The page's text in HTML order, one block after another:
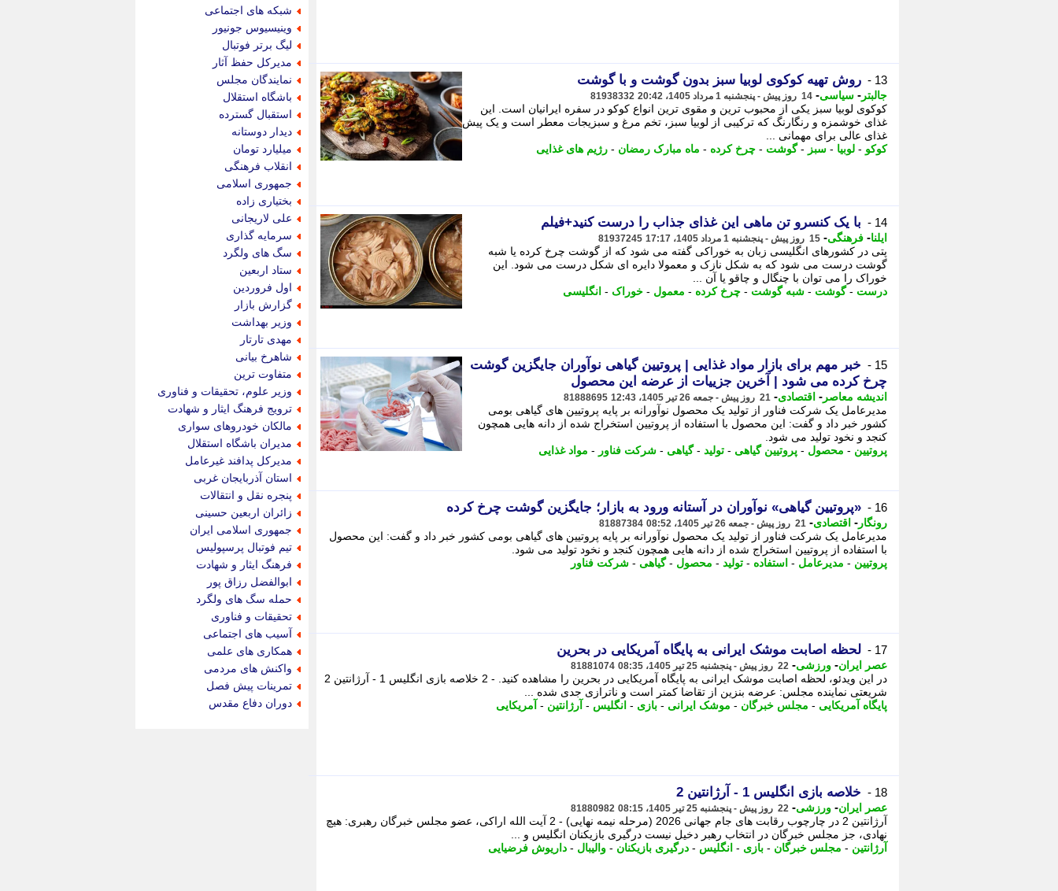
13 - روش تهیه کوکوی لوبیا سبز بدون گوشت و با گوشت
جالبتر - سیاسی- 14 روز پیش - پنجشنبه 1 مرداد 1405، 20:42 81938332
کوکوی لوبیا سبز یکی از محبوب ترین و مقوی ترین انواع کوکو در سفره ایرانیان است. این
غذای خوشمزه و رنگارنگ که ترکیبی از لوبیا سبز، تخم مرغ و سبزیجات معطر است و یک پیش
غذای عالی برای مهمانی ...
کوکو - لوبیا - سبز -گوشت - چرخ کرده - ماه مبارک رمضان - رژیم های غذایی
14 - با یک کنسرو تن ماهی این غذای جذاب را درست کنید+فیلم
ایلنا- فرهنگی- 15 روز پیش - پنجشنبه 1 مرداد 1405، 17:17 81937245
پتی در کشورهای انگلیسی زبان به خوراکی گفته می شود که از گوشت چرخ کرده یا شبه
گوشت درست می شود که به شکل نازک و معمولا دایره ای شکل درست می شود. این
خوراک را می توان با چنگال و چاقو یا آن ...
درست -گوشت - شبه گوشت - چرخ کرده - معمول - خوراک - انگلیسی
15 -
خبر مهم برای بازار مواد غذایی | پروتیین گیاهی نوآوران جایگزین گوشت
چرخ کرده می شود | آخرین جزییات از عرضه این محصول
اندیشه معاصر - اقتصادی- 21 روز پیش - جمعه 26 تیر 1405، 12:43 81888695
مدیرعامل یک شرکت فناور از تولید یک محصول نوآورانه بر پایه پروتیین های گیاهی بومی
کشور خبر داد و گفت: این محصول با استفاده از پروتیین استخراج شده از دانه هایی همچون
کنجد و نخود تولید می شود.
پروتیین - محصول - پروتیین گیاهی - تولید -گیاهی - شرکت فناور - مواد غذایی
16 - «پروتیین گیاهی» نوآوران در آستانه ورود به بازار؛ جایگزین گوشت چرخ کرده
رونگار - اقتصادی- 21 روز پیش - جمعه 26 تیر 1405، 08:52 81887384
مدیرعامل یک شرکت فناور از تولید یک محصول نوآورانه بر پایه پروتیین های گیاهی بومی کشور خبر داد و گفت: این محصول
با استفاده از پروتیین استخراج شده از دانه هایی همچون کنجد و نخود تولید می شود.
پروتیین - مدیرعامل - استفاده - تولید - محصول -گیاهی - شرکت فناور
17 - لحظه اصابت موشک ایرانی به پایگاه آمریکایی در بحرین
عصر ایران- ورزشی- 22 روز پیش - پنجشنبه 25 تیر 1405، 08:35 81881074
در این ویدئو، لحظه اصابت موشک ایرانی به پایگاه آمریکایی در بحرین را مشاهده کنید. - 2 خلاصه بازی انگلیس 1 - آرژانتین 2
شریعتی نماینده مجلس: عرضه بنزین از تقاضا کمتر است و ناترازی جدی شده ...
پایگاه آمریکایی - مجلس خبرگان - موشک ایرانی - بازی - انگلیس - آرژانتین - آمریکایی
18 - خلاصه بازی انگلیس 1 - آرژانتین 2
عصر ایران- ورزشی- 22 روز پیش - پنجشنبه 25 تیر 1405، 08:15 81880982
آرژانتین 2 در چارچوب رقابت های جام جهانی 2026 (مرحله نیمه نهایی) - 2 آیت الله اراکی، عضو مجلس خبرگان رهبری: هیچ
نهادی، جز مجلس خبرگان در انتخاب رهبر دخیل نیست درگیری بازیکنان انگلیس و ...
آرژانتین - مجلس خبرگان - بازی - انگلیس - درگیری بازیکنان - والیبال - داریوش فرضیایی
شبکه های اجتماعی
وینیسیوس جونیور
لیگ برتر فوتبال
مدیرکل حفظ آثار
نمایندگان مجلس
باشگاه استقلال
استقبال گسترده
دیدار دوستانه
میلیارد تومان
انقلاب فرهنگی
جمهوری اسلامی
بختیاری زاده
علی لاریجانی
سرمایه گذاری
سگ های ولگرد
ستاد اربعین
اول فروردین
گزارش بازار
وزیر بهداشت
مهدی تارتار
شاهرخ بیانی
متفاوت ترین
وزیر علوم، تحقیقات و فناوری
ترویج فرهنگ ایثار و شهادت
مالکان خودروهای سواری
مدیران باشگاه استقلال
مدیرکل پدافند غیرعامل
استان آذربایجان غربی
پنجره نقل و انتقالات
زائران اربعین حسینی
جمهوری اسلامی ایران
تیم فوتبال پرسپولیس
فرهنگ ایثار و شهادت
ابوالفضل رزاق پور
حمله سگ های ولگرد
تحقیقات و فناوری
آسیب های اجتماعی
همکاری های علمی
واکنش های مردمی
تمرینات پیش فصل
دوران دفاع مقدس